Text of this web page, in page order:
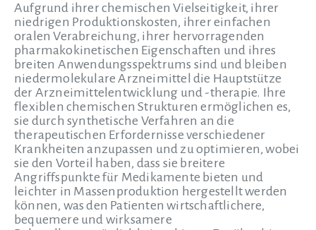
Aufgrund ihrer chemischen Vielseitigkeit, ihrer
niedrigen Produktionskosten, ihrer einfachen
oralen Verabreichung, ihrer hervorragenden
pharmakokinetischen Eigenschaften und ihres
breiten Anwendungsspektrums sind und bleiben
niedermolekulare Arzneimittel die Hauptstütze
der Arzneimittelentwicklung und -therapie. Ihre
flexiblen chemischen Strukturen ermöglichen es,
sie durch synthetische Verfahren an die
therapeutischen Erfordernisse verschiedener
Krankheiten anzupassen und zu optimieren, wobei
sie den Vorteil haben, dass sie breitere
Angriffspunkte für Medikamente bieten und
leichter in Massenproduktion hergestellt werden
können, was den Patienten wirtschaftlichere,
bequemere und wirksamere